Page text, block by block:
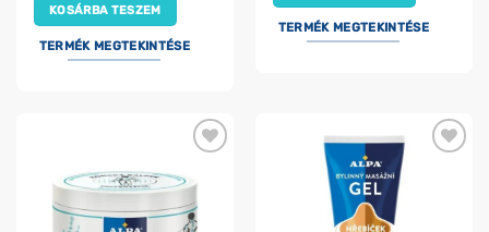
KOSÁRBA TESZEM
TERMÉK MEGTEKINTÉSE
TERMÉK MEGTEKINTÉSE